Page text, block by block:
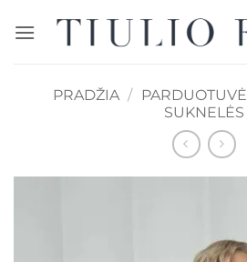
PRADŽIA / PARDUOTUVĖ
SUKNELĖS